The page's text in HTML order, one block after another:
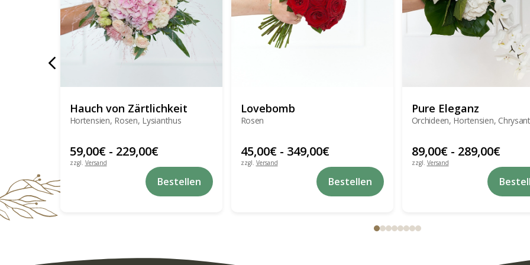
Hauch von Zärtlichkeit
Hortensien, Rosen, Lysianthus
59,00€- 229,00€
zzgl. Versand
Bestellen
Produkt
Lovebomb
Rosen
45,00€- 349,00€
zzgl. Versand
Bestellen
Produkt
auf.
Die
Pure Eleganz
Orchideen, Hortensien,
89,00€- 289,00€
zzgl. Versand